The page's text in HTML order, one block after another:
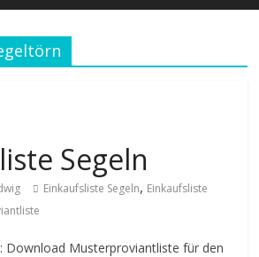
Segeln
Einkaufsliste Segeln, Einkaufsliste
Download Musterproviantliste für den